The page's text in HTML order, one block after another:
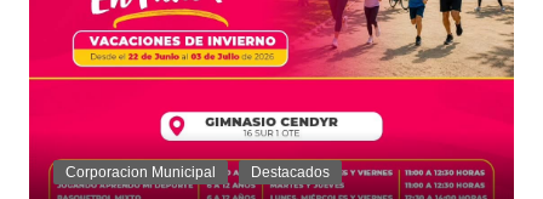
Corporacion Municipal Destacados